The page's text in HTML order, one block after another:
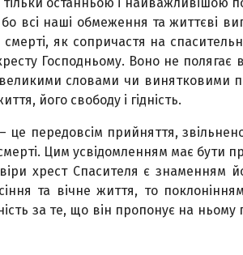
всі наші обмеження та життєві
смерті, як сопричастя на
Господньому. Воно не полягає
словами чи винятковими
його свободу і гідність.
передовсім прийняття,
смерті. Цим усвідомленням має бути
хрест Спасителя є знаменням
та вічне життя, то
за те, що він пропонує на ньому